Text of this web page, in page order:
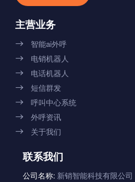
主营业务
 智能ai外呼
 电销机器人
 电话机器人
 短信群发
 呼叫中心系统
 外呼资讯
 关于我们
联系我们
公司名称: 新销智能科技有限公司